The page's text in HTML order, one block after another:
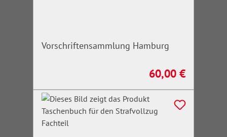
Vorschriftensammlung Hamburg
Regulärer Preis:
60,00 €